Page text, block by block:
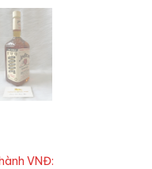
VNĐ: